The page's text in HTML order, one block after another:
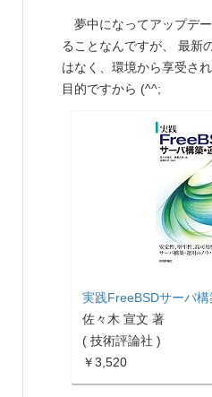
夢中になってアップデ
ることなんですが、 最新
はなく、環境から享受さ
目的ですから (^^;
実践FreeBSDサーバ
佐々木 宣文 著
( 技術評論社 )
￥3,520